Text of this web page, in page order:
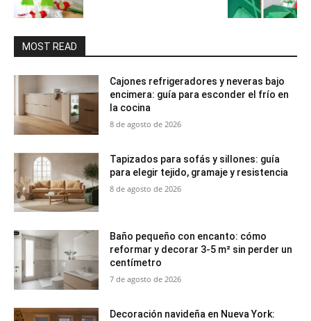
MOST READ
Cajones refrigeradores y neveras bajo
encimera: guía para esconder el frío en
la cocina
8 de agosto de 2026
Tapizados para sofás y sillones: guía
para elegir tejido, gramaje y resistencia
8 de agosto de 2026
Baño pequeño con encanto: cómo
reformar y decorar 3-5 m² sin perder un
centímetro
7 de agosto de 2026
Decoración navideña en Nueva York: